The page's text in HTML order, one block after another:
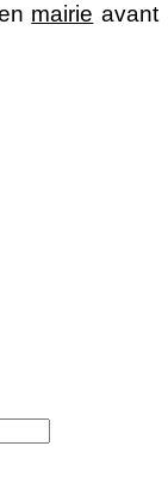
mairie avant